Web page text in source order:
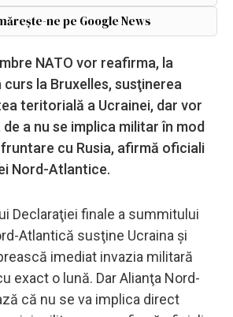
ne pe Google News
NATO vor reafirma, la
la Bruxelles, susţinerea
teritorială a Ucrainei, dar vor
a nu se implica militar în mod
cu Rusia, afirmă oficiali
Nord-Atlantice.
Declaraţiei finale a summitului
Atlantică susţine Ucraina şi
imediat invazia militară
exact o lună. Dar Alianţa Nord-
că nu se va implica direct